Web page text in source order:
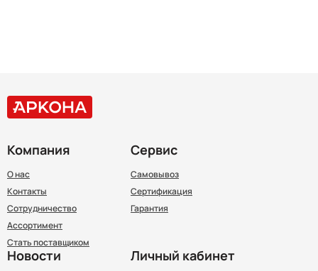
Компания
О нас
Контакты
Сотрудничество
Ассортимент
Стать поставщиком
Сервис
Самовывоз
Сертификация
Гарантия
Новости Личный кабинет